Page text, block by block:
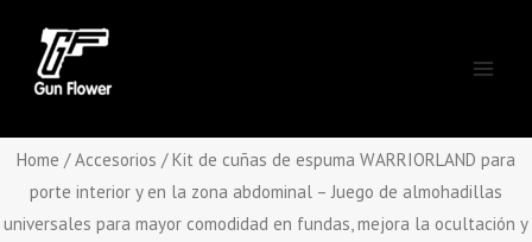
content
Home /Accesorios / Kit de cuñas de espuma WARRIORLAND para
porte interior y en la zona abdominal – Juego de almohadillas
universales para mayor comodidad en fundas, mejora la ocultación y